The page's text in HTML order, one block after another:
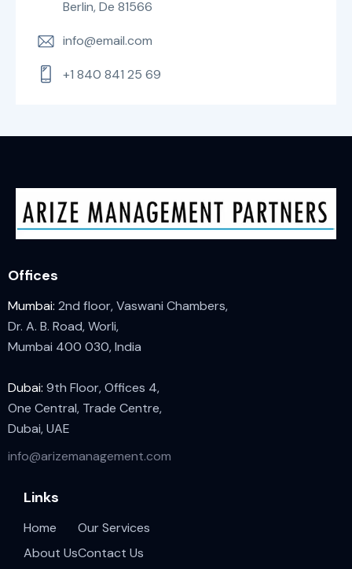
Berlin, De 81566
info@email.com
+1 840 841 25 69
Offices
Mumbai: 2nd floor, Vaswani Chambers,
Dr. A. B. Road, Worli,
Mumbai 400 030, India
Dubai: 9th Floor, Offices 4,
One Central, Trade Centre,
Dubai, UAE
info@arizemanagement.com
Links
Home
About Us
Our Services
Contact Us